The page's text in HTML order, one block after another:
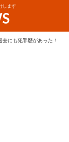
します
にも犯罪歴があった！